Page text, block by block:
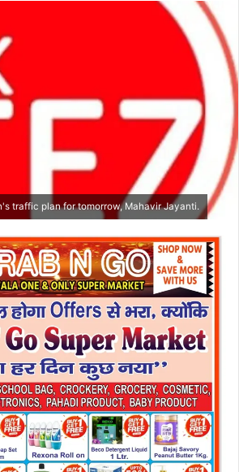
traffic plan for tomorrow, Mahavir Jayanti.